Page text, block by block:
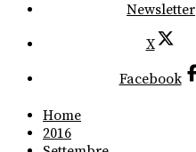
Newsletter
X
Facebook
Home
2016